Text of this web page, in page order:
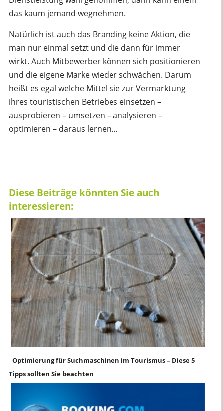
das kaum jemand wegnehmen.
Natürlich ist auch das Branding keine Aktion, die
man nur einmal setzt und die dann für immer
wirkt. Auch Mitbewerber können sich positionieren
und die eigene Marke wieder schwächen. Darum
heißt es egal welche Mittel sie zur Vermarktung
ihres touristischen Betriebes einsetzen –
ausprobieren – umsetzen – analysieren –
optimieren – daraus lernen…
Diese Beiträge könnten Sie auch
interessieren:
Optimierung für Suchmaschinen im Tourismus – Diese 5
Tipps sollten Sie beachten